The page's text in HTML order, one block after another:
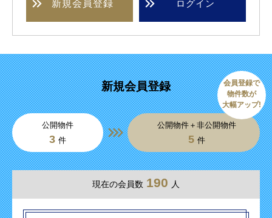
新規会員登録 ログイン
新規会員登録
公開物件
3 件
公開物件＋非公開物件
5 件
会員登録で
物件数が
大幅アップ!
現在の会員数 190 人